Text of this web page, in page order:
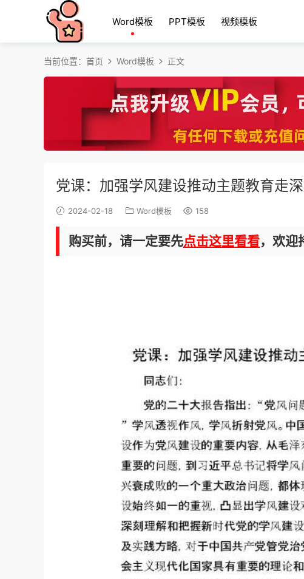
Word模板 PPT模板 视频模板
当前位置： 首页 Word模板 正文
党课：加强学风建设推动主题教育走
2024-02-18 Word模板 158
购买前，请一定要先点击这里看看，欢迎